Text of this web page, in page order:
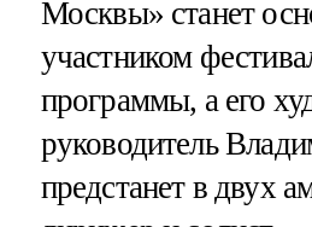
Москвы» станет
участником
программы, а его
руководитель
предстанет в двух